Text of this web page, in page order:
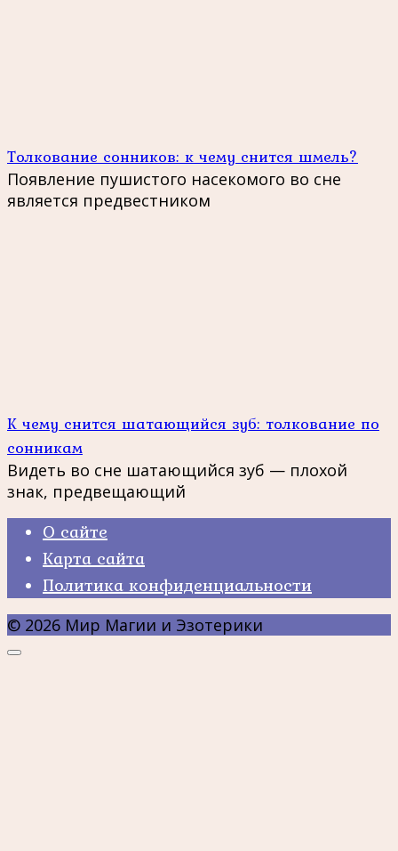
Толкование сонников: к чему снится шмель?
Появление пушистого насекомого во сне
является предвестником
К чему снится шатающийся зуб: толкование по
сонникам
Видеть во сне шатающийся зуб — плохой
знак, предвещающий
О сайте
Карта сайта
Политика конфиденциальности
© 2026 Мир Магии и Эзотерики